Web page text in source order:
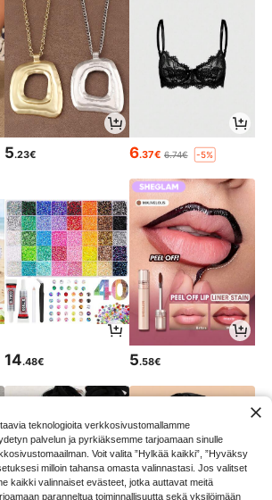
5.23€ 6.37€ 6.74€ -5%
14.48€ 5.58€
teknologioita verkkosivustomallamme
palvelun ja pyrkiäksemme tarjoamaan sinulle
Voit valita ”Hylkää kaikki”, ”Hyväksy
milloin tahansa omasta valinnastasi. Jos valitset
kaikki valinnaiset evästeet, jotka auttavat meitä
paranneltua toiminnallisuutta sekä yksilöimään